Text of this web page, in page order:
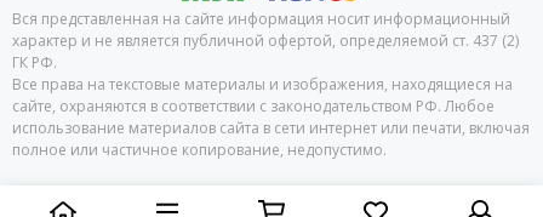
Вся представленная на сайте информация носит информационный
характер и не является публичной офертой, определяемой ст. 437 (2)
ГК РФ.
Все права на текстовые материалы и изображения, находящиеся на
сайте, охраняются в соответствии с законодательством РФ. Любое
использование материалов сайта в сети интернет или печати, включая
полное или частичное копирование, недопустимо.